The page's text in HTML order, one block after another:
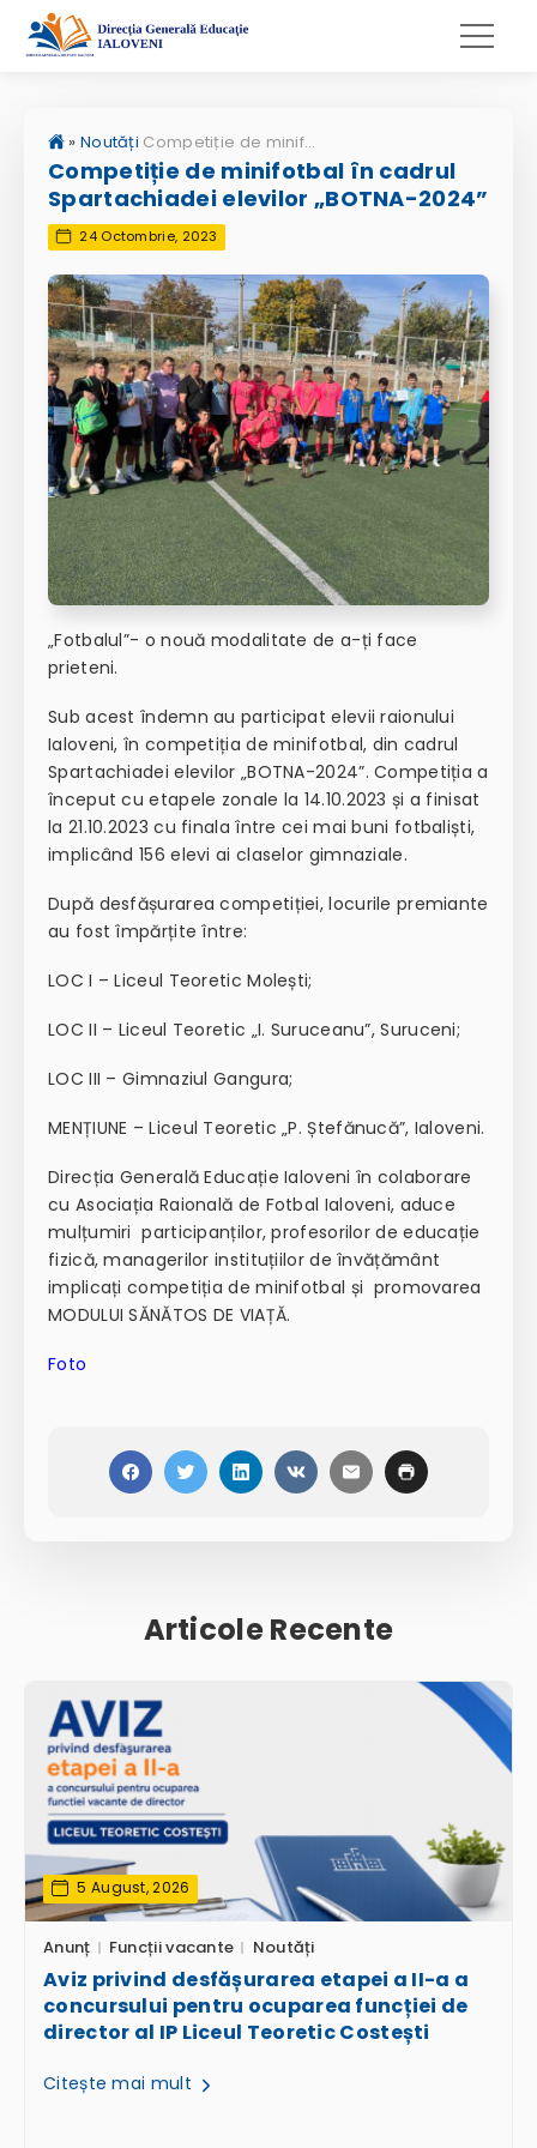
» Noutăți Competiție de minifotbal în cadrul Spartachiadei elevilor „BOTNA-2024”
Competiție de minifotbal în cadrul
Spartachiadei elevilor „BOTNA-2024”
24 Octombrie, 2023
„Fotbalul”- o nouă modalitate de a-ți face
prieteni.
Sub acest îndemn au participat elevii raionului
Ialoveni, în competiția de minifotbal, din cadrul
Spartachiadei elevilor „BOTNA-2024”. Competiția a
început cu etapele zonale la 14.10.2023 și a finisat
la 21.10.2023 cu finala între cei mai buni fotbaliști,
implicând 156 elevi ai claselor gimnaziale.
După desfășurarea competiției, locurile premiante
au fost împărțite între:
LOC I – Liceul Teoretic Molești;
LOC II – Liceul Teoretic „I. Suruceanu”, Suruceni;
LOC III – Gimnaziul Gangura;
MENȚIUNE – Liceul Teoretic „P. Ștefănucă”, Ialoveni.
Direcția Generală Educație Ialoveni în colaborare
cu Asociația Raională de Fotbal Ialoveni, aduce
mulțumiri participanților, profesorilor de educație
fizică, managerilor instituțiilor de învățământ
implicați competiția de minifotbal și promovarea
MODULUI SĂNĂTOS DE VIAȚĂ.
Foto
Articole Recente
5 August, 2026
Anunț Funcții vacante Noutăți
Aviz privind desfășurarea etapei a II-a a
concursului pentru ocuparea funcției de
director al IP Liceul Teoretic Costești
Citește mai mult